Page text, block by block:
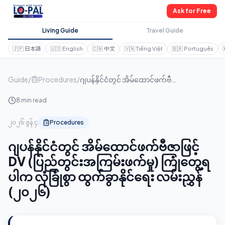
Ask for Free
Living Guide Travel Guide
🇯🇵 日本語 🇺🇸 English 🇨🇳 中文 🇻🇳Tiếng Việt 🇧🇷 Português
Guide/ Procedures/
8 min read
၂၀၂၆ ဇွန် ၄ Procedures
ဂျပန်နိုင်ငံတွင် အိမ်ထောင်ဖက်ဗီဇာဖြင့်
DV (ပြည်တွင်းအကြမ်းဖက်မှု) ကြုံတွေ့ရ
ပါက လုံခြုံစွာ ထွက်ခွာနိုင်ရေး လမ်းညွှန်
(၂၀၂၆)